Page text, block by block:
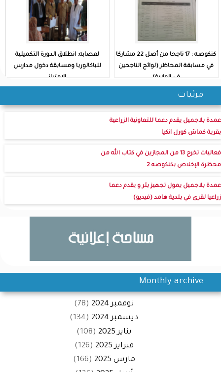
كنكوصه : 17 ناجحا من أصل 22 مشاركا
في مسابقة المحاظر (لوائح الناجحين
في الولاية)
لعصابه: انطلاق الدورة التكميلية
للباكالوريا ومسابقة دخول مدارس
الامتياز
مرئيات
عمدة بلاجميل يقدم دعما للتعاونية الزراعية
بقرية كماش كورل انكيا
فعاليات تخرج 13 من المجازين في كتاب الله من
محظرة الإخلاص بكنكوصه 2
عمدة بلاجميل يمول تجهيز بئر و يقدم دعما
زراعيا لقرى في بلدية هامد (فيديو)
Monthly archive
نوفمبر 2024
(78)
ديسمبر 2024
(134)
يناير 2025
(108)
فبراير 2025
(126)
مارس 2025
(166)